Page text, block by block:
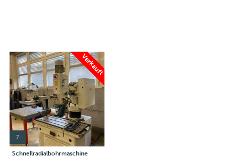
Verkauft
7
Schnellradialbohrmaschine